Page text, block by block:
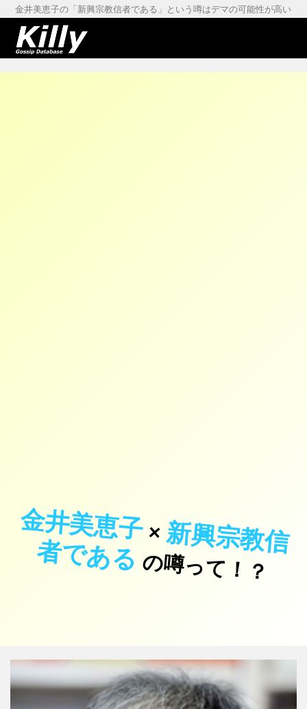
金井美恵子の「新興宗教信者である」という噂はデマの可能性が高い
金井美恵子× 新
興
宗
教
信
者 で
あ
る の噂って！？